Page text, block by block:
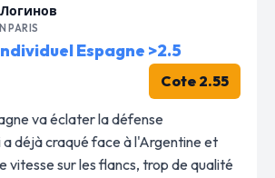
PARIS
Espagne >2.5
Cote 2.55
va éclater la défense
a déjà craqué face à l'Argentine et
vitesse sur les flancs, trop de qualité